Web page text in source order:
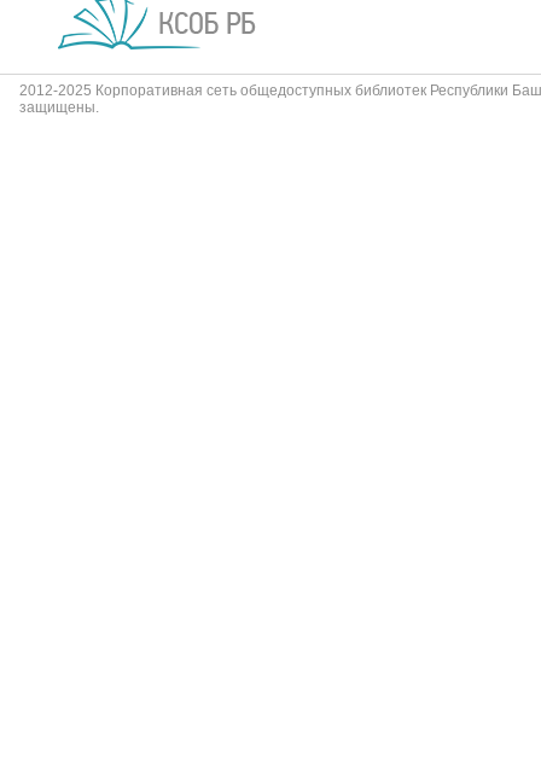
2012-2025 Корпоративная сеть общедоступных библиотек Республики
защищены.